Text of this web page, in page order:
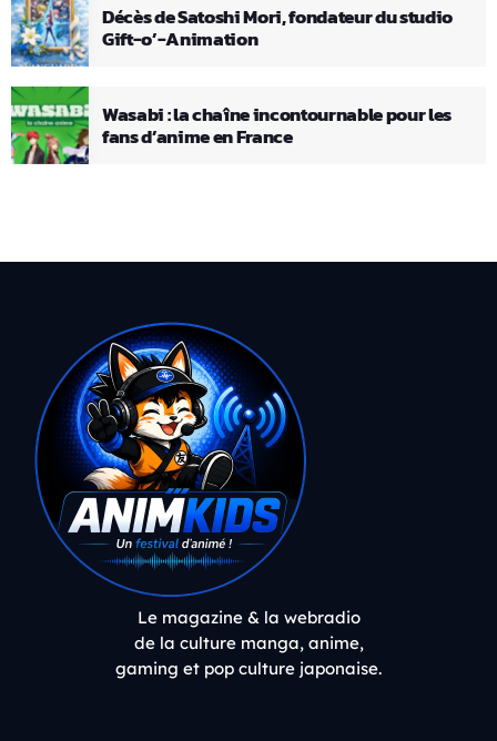
Décès de Satoshi Mori, fondateur du studio
Gift-o’-Animation
Wasabi : la chaîne incontournable pour les
fans d’anime en France
Le magazine & la webradio
de la culture manga, anime,
gaming et pop culture japonaise.